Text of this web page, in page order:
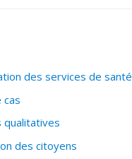
des services de santé
cas
qualitatives
des citoyens